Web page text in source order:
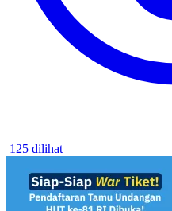
125 dilihat